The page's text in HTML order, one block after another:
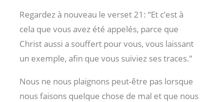
Regardez à nouveau le verset 21: “Et c’est à
cela que vous avez été appelés, parce que
Christ aussi a souffert pour vous, vous laissant
un exemple, afin que vous suiviez ses traces.”
Nous ne nous plaignons peut-être pas lorsque
nous faisons quelque chose de mal et que nous